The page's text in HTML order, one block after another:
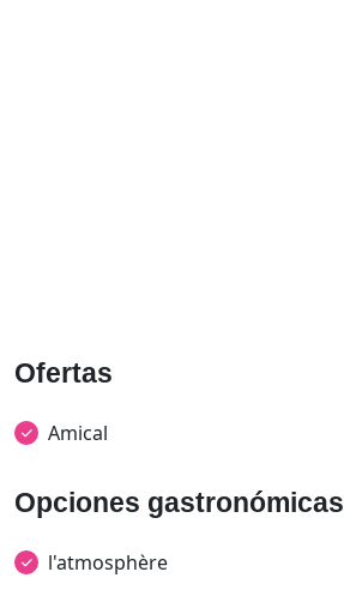
Ofertas
Amical
Opciones gastronómicas
l'atmosphère